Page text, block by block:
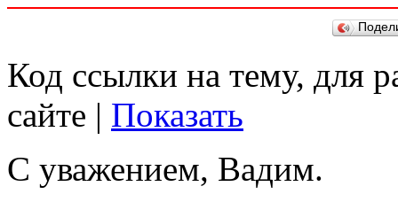
Код ссылки на тему, для
сайте | Показать
С уважением, Вадим.